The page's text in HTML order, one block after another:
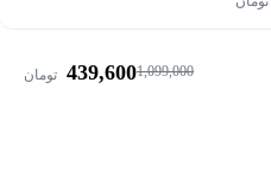
1,099,000
439,600 تومان